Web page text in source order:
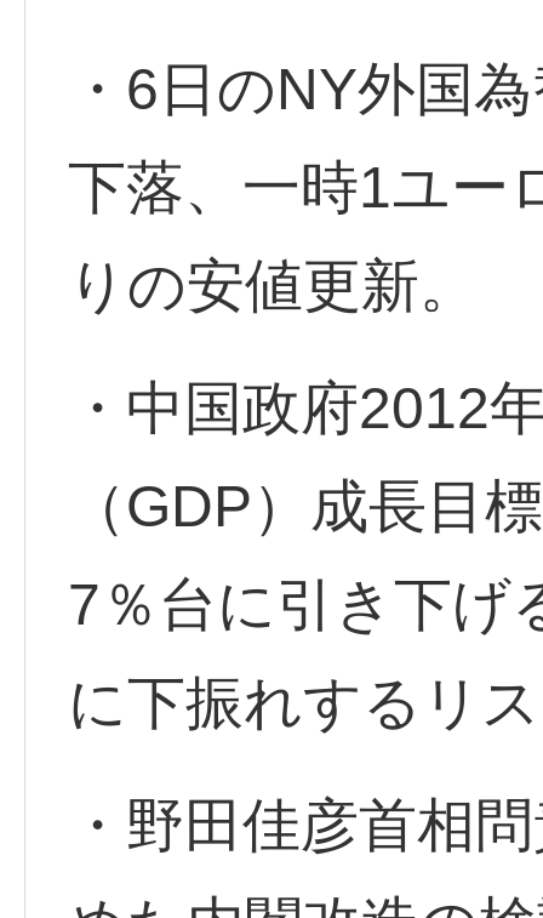
・6日のNY外国
下落、一時1ユー
りの安値更新。
・中国政府2012
（GDP）成長目
7％台に引き下げ
に下振れするリ
・野田佳彦首相